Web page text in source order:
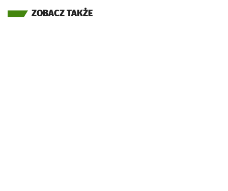
ZOBACZ TAKŻE